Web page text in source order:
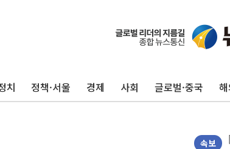
치 정책·서울 경제 사회 글로벌·중국
속보